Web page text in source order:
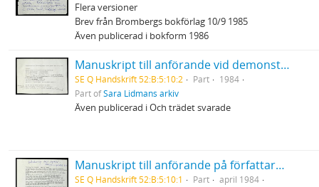
Flera versioner
Brev från Brombergs bokförlag 10/9 1985
Även publicerad i bokform 1986
Manuskript till anförande vid demonstration mot Bilderberggruppen som höll möte på Grand hotel Saltsjöbaden 12/5 1984
SE Q Handskrift 52:B:5:10:2 Part
1984
Part ofSara Lidmans arkiv
Även publicerad i Och trädet svarade
Manuskript till anförande på författarmöte i Helsingfors
SE Q Handskrift 52:B:5:10:1 Part
april 1984